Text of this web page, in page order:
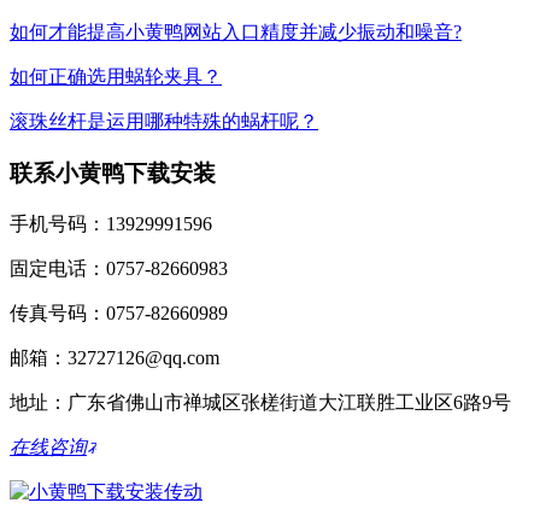
如何才能提高小黄鸭网站入口精度并减少振动和噪音?
如何正确选用蜗轮夹具？
滚珠丝杆是运用哪种特殊的蜗杆呢？
联系小黄鸭下载安装
手机号码：13929991596
固定电话：0757-82660983
传真号码：0757-82660989
邮箱：32727126@qq.com
地址：广东省佛山市禅城区张槎街道大江联胜工业区6路9号
在线咨询